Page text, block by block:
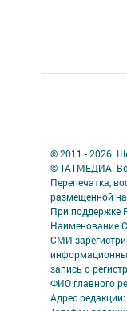
© 2011 - 2026.
© ТАТМЕДИА.
Перепечатка,
размещенной
При поддержке
Наименование
СМИ
запись о
ФИО главного
Адрес